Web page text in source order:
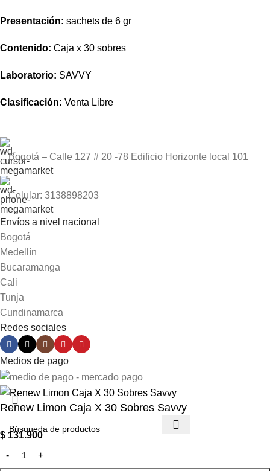
Presentación: sachets de 6 gr
Contenido: Caja x 30 sobres
Laboratorio: SAVVY
Clasificación: Venta Libre
Bogotá – Calle 127 # 20 -78 Edificio Horizonte local 101
Celular: 3138898203
Envíos a nivel nacional
Bogotá
Medellín
Bucaramanga
Cali
Tunja
Cundinamarca
Redes sociales
Medios de pago
Renew Limon Caja X 30 Sobres Savvy
$ 131.900